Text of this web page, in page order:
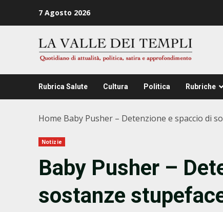
7 Agosto 2026
Rubrica Salute Cultura Politica Rubriche
Home Baby Pusher – Detenzione e spaccio di
Notizie
Baby Pusher –
sostanze